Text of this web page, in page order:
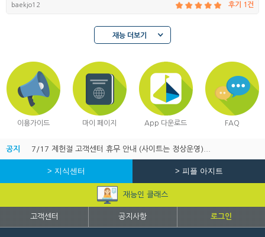
baekjo12 후기 1건
재능 더보기
이용가이드 마이 페이지 App 다운로드 FAQ
공지 7/17 제헌절 고객센터 휴무 안내 (사이트는 정상운영)...
> 지식센터 > 피플 아지트
재능인 클래스
고객센터 공지사항 로그인